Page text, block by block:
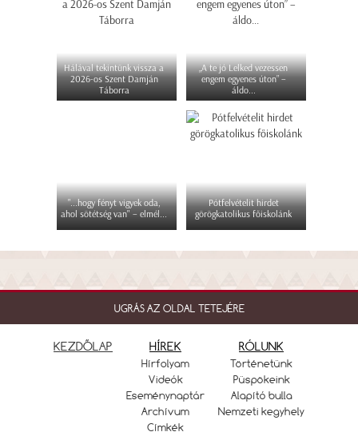
Hálával tekintünk vissza a
2026-os Szent Damján
Táborra
„A te jó Lelked vezessen
engem egyenes úton” –
áldo...
"...hogy fényt vigyek oda,
ahol sötétség van" – elmél...
Pótfelvételit hirdet
görögkatolikus főiskolánk
UGRÁS AZ OLDAL TETEJÉRE
KEZDŐLAP HÍREK
Hírfolyam
Videók
Eseménynaptár
Archívum
Címkék
RÓLUNK
Történetünk
Püspökeink
Alapító bulla
Nemzeti kegyhely